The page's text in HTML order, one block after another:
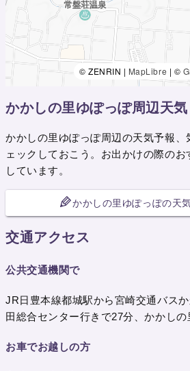
© ZENRIN | MapLibre | ©
かかしの里ゆぽっぽ周辺天
かかしの里ゆぽっぽ周辺の天気予報、
ェックしておこう。お出かけの際の
しています。
かかしの里ゆぽっぽの天
交通アクセス
公共交通機関で
JR日豊本線都城駅から宮崎交通バス
田総合センター行きで27分、かかし
お車でお越しの方